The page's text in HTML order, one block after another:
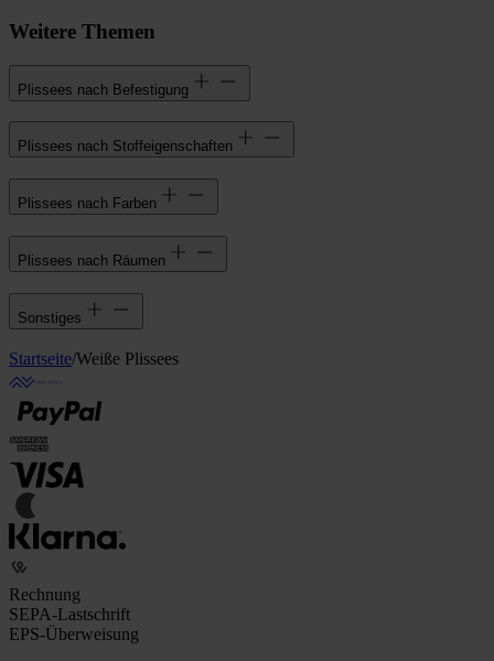
Weitere Themen
Plissees nach Befestigung
Plissees nach Stoffeigenschaften
Plissees nach Farben
Plissees nach Räumen
Sonstiges
Startseite/Weiße Plissees
Rechnung
SEPA-Lastschrift
EPS-Überweisung